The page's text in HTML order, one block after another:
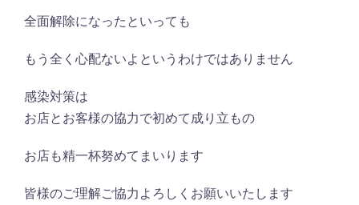
全面解除になったといっても
もう全く心配ないよというわけではありません
感染対策は
お店とお客様の協力で初めて成り立もの
お店も精一杯努めてまいります
皆様のご理解ご協力よろしくお願いいたします